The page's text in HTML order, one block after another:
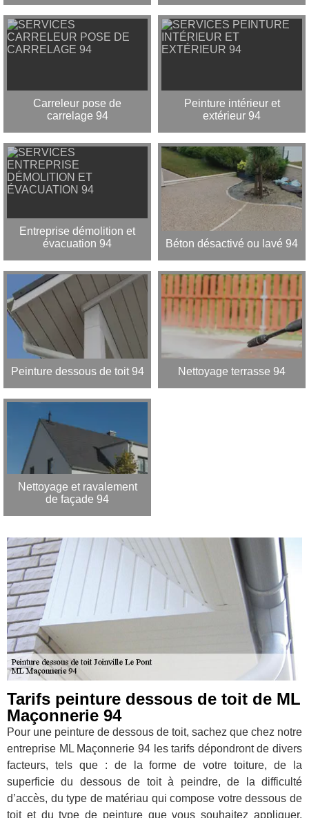
Carreleur pose de
carrelage 94
Peinture intérieur et
extérieur 94
Entreprise démolition et
évacuation 94
Béton désactivé ou lavé 94
Peinture dessous de toit 94 Nettoyage terrasse 94
Nettoyage et ravalement
de façade 94
Tarifs peinture dessous de toit de ML
Maçonnerie 94
Pour une peinture de dessous de toit, sachez que chez notre
entreprise ML Maçonnerie 94 les tarifs dépondront de divers
facteurs, tels que : de la forme de votre toiture, de la
superficie du dessous de toit à peindre, de la difficulté
d’accès, du type de matériau qui compose votre dessous de
toit et du type de peinture que vous souhaitez appliquer.